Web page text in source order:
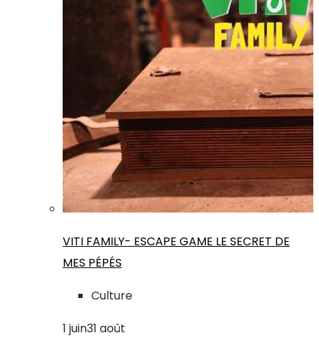
VITI FAMILY- ESCAPE GAME LE SECRET DE
MES PÉPÉS
Culture
1 juin31 août